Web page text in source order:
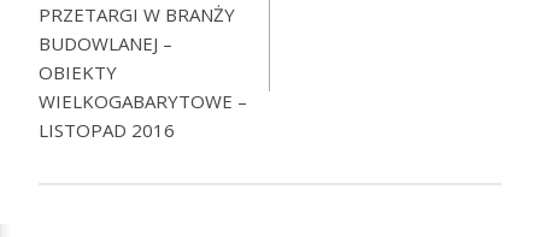
PRZETARGI W BRANŻY
BUDOWLANEJ –
OBIEKTY
WIELKOGABARYTOWE –
LISTOPAD 2016